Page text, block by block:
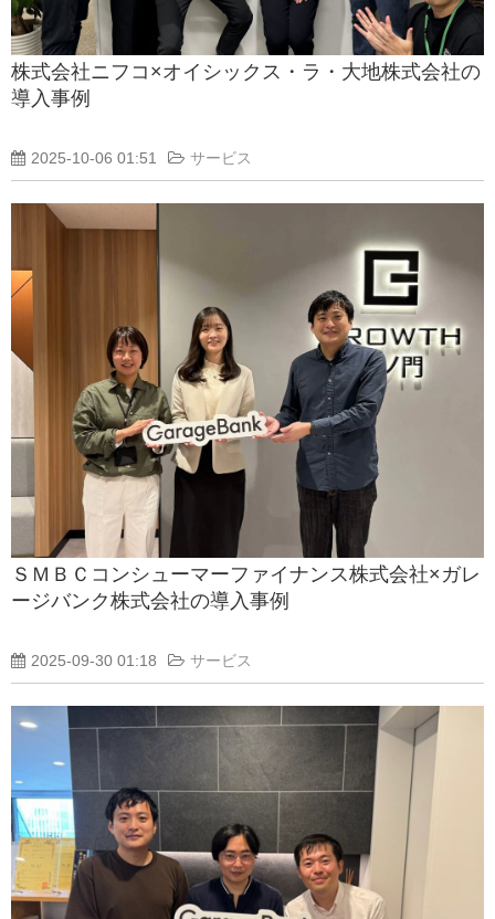
株式会社ニフコ×オイシックス・ラ・大地株式会社の
導入事例
2025-10-06 01:51 サービス
ＳＭＢＣコンシューマーファイナンス株式会社×ガレ
ージバンク株式会社の導入事例
2025-09-30 01:18 サービス